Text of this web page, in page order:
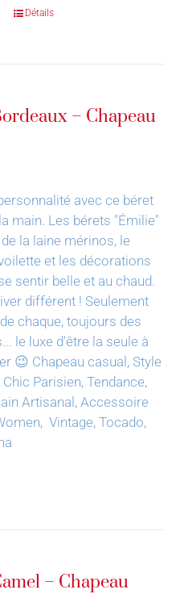
Détails
– Chapeau
avec ce béret
main. Les bérets "Émilie"
la laine mérinos, le
et les décorations
sentir belle et au chaud.
différent ! Seulement
chaque, toujours des
le luxe d'être la seule à
😉 Chapeau casual, Style
Parisien, Tendance,
Artisanal, Accessoire
Vintage, Tocado,
– Chapeau